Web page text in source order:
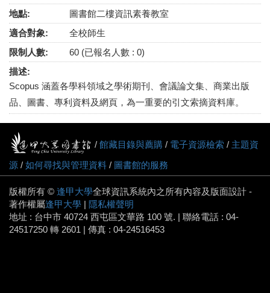
地點:
圖書館二樓資訊素養教室
適合對象:
全校師生
限制人數:
60 (已報名人數 : 0)
描述:
Scopus 涵蓋各學科領域之學術期刊、會議論文集、商業出版
品、圖書、專利資料及網頁，為一重要的引文索摘資料庫。
/ 館藏目錄與薦購 / 電子資源檢索 / 主題資
源 / 如何尋找與管理資料 / 圖書館的服務
版權所有 © 逢甲大學全球資訊系統內之所有內容及版面設計 -
著作權屬逢甲大學 | 隱私權聲明
地址 : 台中市 40724 西屯區文華路 100 號. | 聯絡電話 : 04-
24517250 轉 2601 | 傳真 : 04-24516453